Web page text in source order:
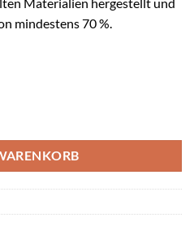
mindestens 70 %.